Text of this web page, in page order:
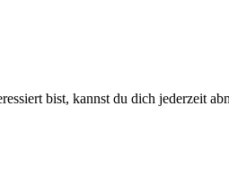
bist, kannst du dich jederzeit